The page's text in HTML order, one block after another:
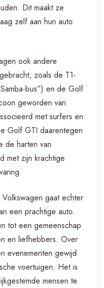
Dit maakt ze
zelf aan hun auto
ook andere
zoals de T1-
bus”) en de Golf
geworden van
met surfers en
Golf GTI daarentegen
de harten van
met zijn krachtige
gaat echter
een prachtige auto.
tot een gemeenschap
en liefhebbers. Over
evenementen gewijd
voertuigen. Het is
mensen te